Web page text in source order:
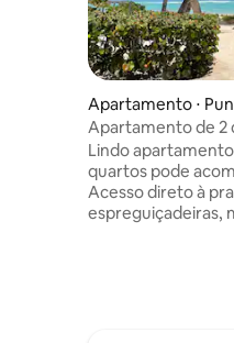
Apartamento ⋅
Apartamento de 2
mar
Lindo
quartos pode
Acesso direto à
espreguiçadeiras,
quartos têm seus
vista para o mar: